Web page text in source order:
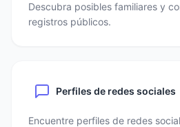
Descubra posibles familiares y
registros públicos.
Perfiles de redes sociales
Encuentre perfiles de redes